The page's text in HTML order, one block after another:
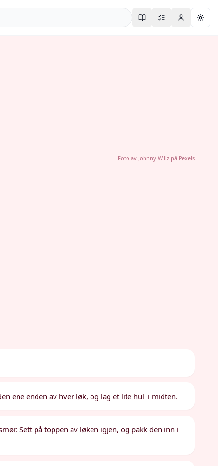
Foto av Johnny Willzpå Pexels
ene enden av hver løk, og lag et lite hull i midten.
Sett på toppen av løken igjen, og pakk den inn i